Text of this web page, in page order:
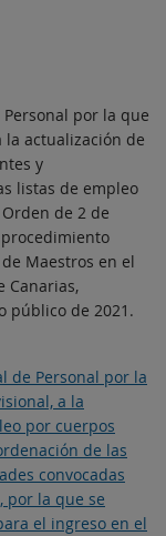
por la que
la actualización de
y
listas de empleo
de 2 de
Maestros en el
Canarias,
público de 2021.
de Personal por la
a la
por cuerpos
de las
convocadas
por la que se
el ingreso en el